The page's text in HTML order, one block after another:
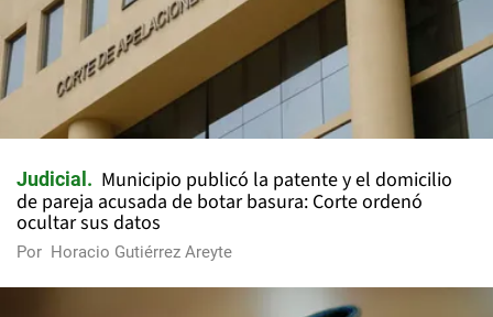
Judicial
Municipio publicó la patente y el domicilio
de pareja acusada de botar basura: Corte ordenó
ocultar sus datos
Por Horacio Gutiérrez Areyte